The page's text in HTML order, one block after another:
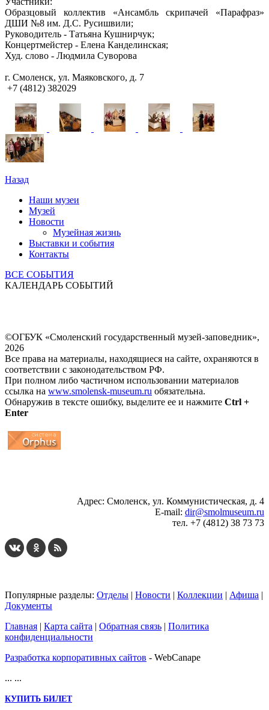
Образцовый коллектив «Ансамбль скрипачей «Парафраз»
ДШИ №8 им. Д.С. Русишвили;
Руководитель - Татьяна Кушнирчук;
Концертмейстер - Елена Канделинская;
Худ. слово - Людмила Суворова
г. Смоленск, ул. Маяковского, д. 7
+7 (4812) 382029
Назад
Наши музеи
Музей
Новости
Музейная жизнь
Выставки и события
Контакты
ВСЕ СОБЫТИЯ
КАЛЕНДАРЬ СОБЫТИЙ
©ОГБУК «Смоленский государственный музей-заповедник»,
2026
Все права на материалы, находящиеся на сайте, охраняются в
соответствии с законодательством РФ.
При полном либо частичном использовании материалов
ссылка на www.smolensk-museum.ru обязательна.
Обнаружив в тексте ошибку, выделите ее и нажмите Ctrl +
Enter
Адрес: Смоленск, ул. Коммунистическая, д. 4
E-mail: dir@smolmuseum.ru
тел. +7 (4812) 38 73 73
Популярные разделы: Отделы | Новости | Коллекции | Афиша |
Документы
Главная | Карта сайта | Обратная связь | Политика
конфиденциальности
Разработка корпоративных сайтов - WebCanape
... ...
КУПИТЬ БИЛЕТ